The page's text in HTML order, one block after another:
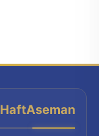
HaftAseman